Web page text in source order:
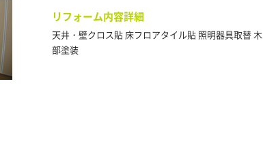
リフォーム内容詳細
天井・壁クロス貼 床フロアタイル貼 照明器具取替 木
部塗装